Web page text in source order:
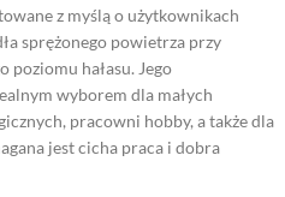
z myślą o użytkownikach
sprężonego powietrza przy
poziomu hałasu. Jego
wyborem dla małych
pracowni hobby, a także dla
jest cicha praca i dobra